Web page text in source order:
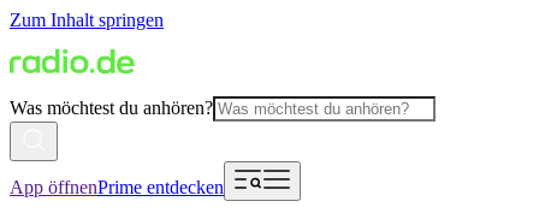
Zum Inhalt springen
Was möchtest du anhören?
App öffnenPrime entdecken